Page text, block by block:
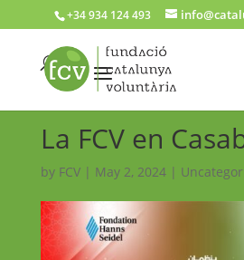
+34 934 124 493
La FCV en
by FCV| May 2, 2024|